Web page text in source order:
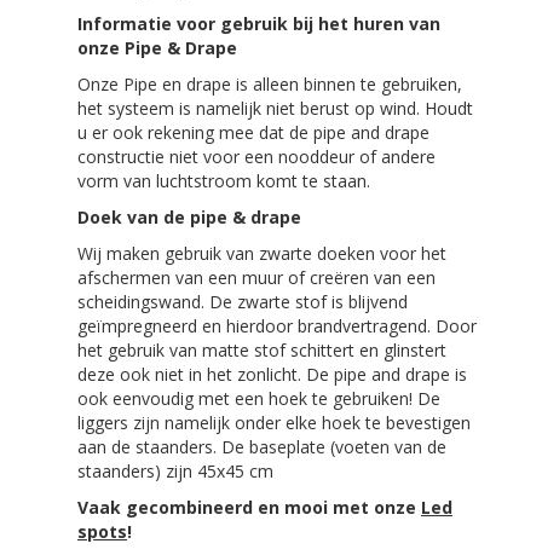
Informatie voor gebruik bij het huren van
onze Pipe & Drape
Onze Pipe en drape is alleen binnen te gebruiken,
het systeem is namelijk niet berust op wind. Houdt
u er ook rekening mee dat de pipe and drape
constructie niet voor een nooddeur of andere
vorm van luchtstroom komt te staan.
Doek van de pipe & drape
Wij maken gebruik van zwarte doeken voor het
afschermen van een muur of creëren van een
scheidingswand. De zwarte stof is blijvend
geïmpregneerd en hierdoor brandvertragend. Door
het gebruik van matte stof schittert en glinstert
deze ook niet in het zonlicht. De pipe and drape is
ook eenvoudig met een hoek te gebruiken! De
liggers zijn namelijk onder elke hoek te bevestigen
aan de staanders. De baseplate (voeten van de
staanders) zijn 45x45 cm
Vaak gecombineerd en mooi met onze Led
spots!